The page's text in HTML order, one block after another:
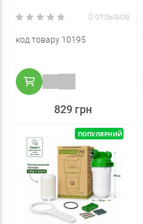
0 отзывов
код товару 10195
829 грн
ПОПУЛЯРНИЙ